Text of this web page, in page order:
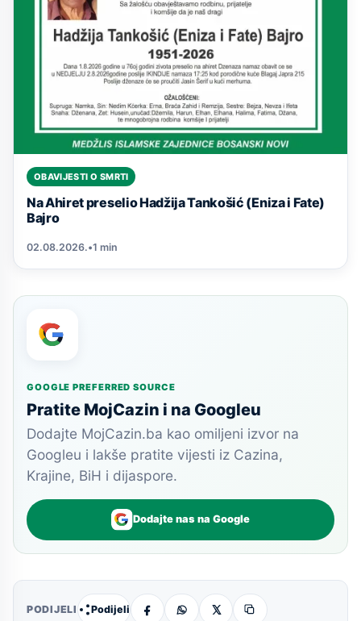
OBAVIJESTI O SMRTI
Na Ahiret preselio Hadžija Tankošić (Eniza i Fate)
Bajro
02.08.2026.•1 min
GOOGLE PREFERRED SOURCE
Pratite MojCazin i na Googleu
Dodajte MojCazin.ba kao omiljeni izvor na
Googleu i lakše pratite vijesti iz Cazina,
Krajine, BiH i dijaspore.
Dodajte nas na Google
PODIJELI Podijeli